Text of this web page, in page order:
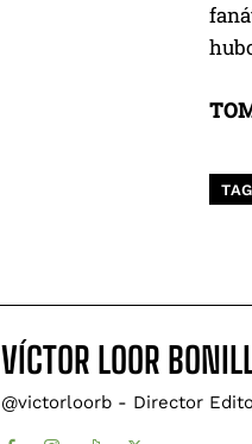
VÍCTOR LOOR
@victorloorb - Director